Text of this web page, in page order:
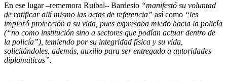
En ese lugar –rememora Ruibal– Bardesio “manifestó su voluntad
de ratificar allí mismo las actas de referencia” así como “les
imploró protección a su vida, pues expresaba miedo hacia la policía
(“no como institución sino a sectores que podían actuar dentro de
la policía”), temiendo por su integridad física y su vida,
solicitándoles, además, auxilio para ser entregado a autoridades
diplomáticas”.